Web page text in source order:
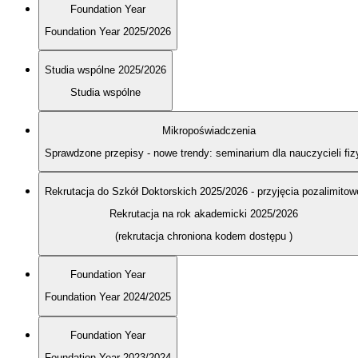
Foundation Year
Foundation Year 2025/2026
Studia wspólne 2025/2026
Studia wspólne
Mikropoświadczenia
Sprawdzone przepisy - nowe trendy: seminarium dla nauczycieli
Rekrutacja do Szkół Doktorskich 2025/2026 - przyjęcia
Rekrutacja na rok akademicki 2025/2026
(rekrutacja chroniona kodem dostępu )
Foundation Year
Foundation Year 2024/2025
Foundation Year